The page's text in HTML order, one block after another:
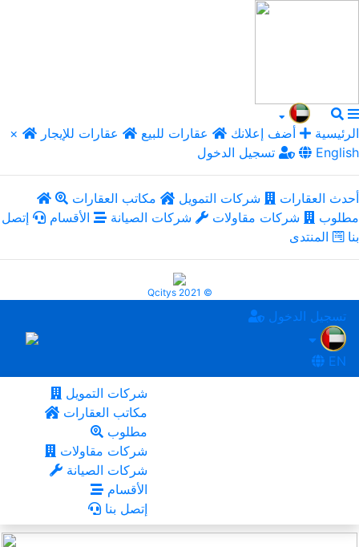
× الرئيسية أضف إعلانك عقارات للبيع
عقارات للإيجار
تسجيل الدخول
English
أحدث العقارات شركات التمويل
مكاتب العقارات
مطلوب
شركات مقاولات شركات الصيانة الأقسام
إتصل
بنا
المنتدى
Qcitys 2021 ©
تسجيل الدخول
EN
شركات التمويل
مكاتب العقارات
مطلوب
شركات مقاولات
شركات الصيانة
الأقسام
إتصل بنا